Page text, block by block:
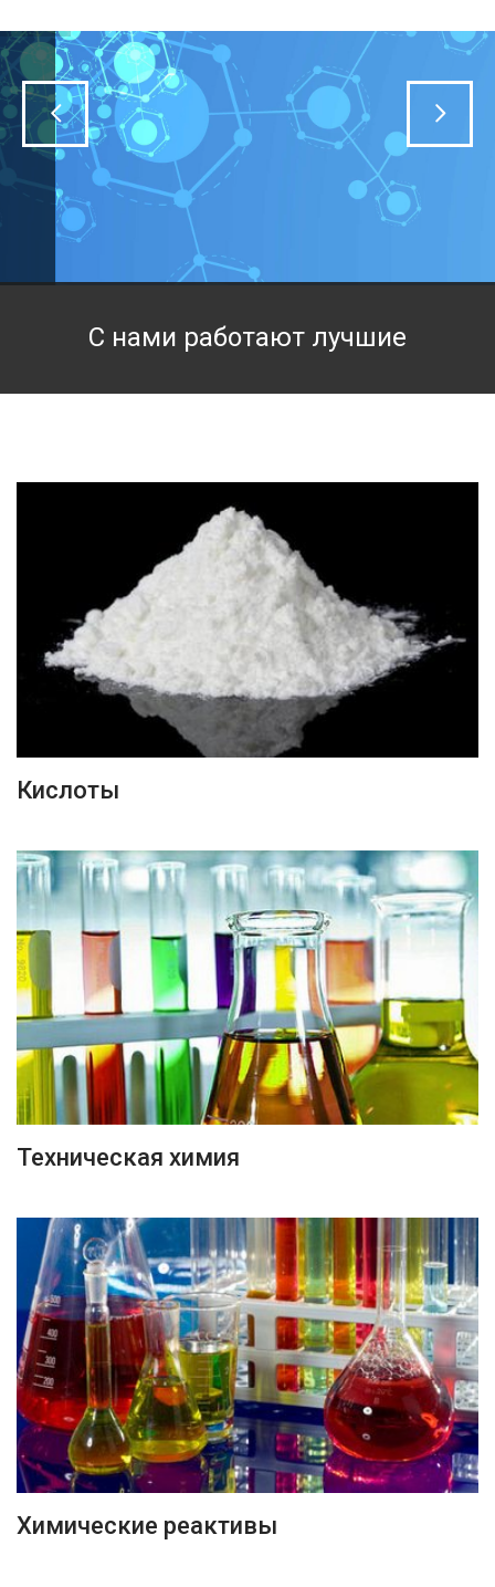
Индикаторы
Кислоты
Пищевая химия для производств
Стандарт-титры
Техническая химия
ДОСТАВКА
СЕРТИФИКАТЫ
КОНТАКТЫ
С нами работают лучшие
ПОДРОБНЕЕ
Кислоты
ПОДРОБНЕЕ
Техническая химия
ПОДРОБНЕЕ
Химические реактивы